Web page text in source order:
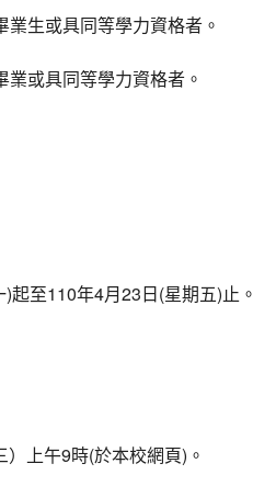
業生或具同等學力資格者。
業或具同等學力資格者。
)起至110年4月 23 日 (星期五) 止。
）上午9時(於本校網頁) 。